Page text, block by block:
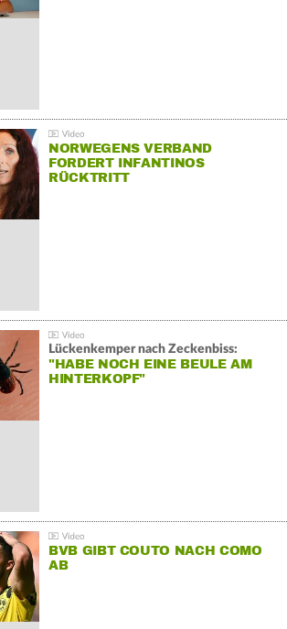
NORWEGENS VERBAND
FORDERT INFANTINOS
RÜCKTRITT
Lückenkemper nach Zeckenbiss:
"HABE NOCH EINE BEULE AM
HINTERKOPF"
BVB GIBT COUTO NACH COMO
AB